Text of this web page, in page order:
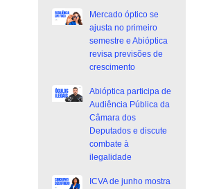
Mercado óptico se
ajusta no primeiro
semestre e Abióptica
revisa previsões de
crescimento
Abióptica participa de
Audiência Pública da
Câmara dos
Deputados e discute
combate à
ilegalidade
ICVA de junho mostra